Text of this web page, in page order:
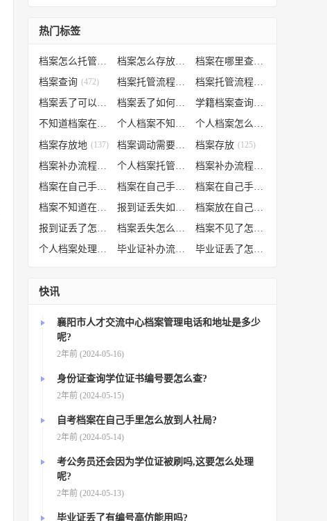
热门标签
档案怎么托管(807) 档案怎么存放到人才市场 (535) 档案在哪里查询
档案查询 (472) 档案托管流程(454) 档案托管流程
档案丢了可以补办吗 (371) 档案丢了如何补办 (301) 学籍档案查询
不知道档案在哪里 (240) 个人档案不知道在哪儿 (191) 个人档案怎么调动
档案存放地 (137) 档案调动需要什么手续 (130)
档案存放 (125)
(106) (102) 档案补办流程
(85) 档案在自己手里 (66) 档案在自己手里怎么处理
档案不知道在哪怎么办 (62) 报到证丢失如何补办 (54) 档案放在自己手上
报到证丢了怎么补办 (52) 档案丢失怎么补办 (51) 档案不见了怎么补办
个人档案处理方法 (38) 毕业证补办流程 (36) 毕业证丢了怎么办
快讯
襄阳市人才交流中心档案管理电话和地址是多少
呢?
2年前 (2024-05-16)
身份证查询学位证书编号要怎么查?
2年前 (2024-05-15)
自考档案在自己手里怎么放到人社局?
2年前 (2024-05-14)
考公务员还会因为学位证被刷吗,这要怎么处理
呢?
2年前 (2024-05-13)
毕业证丢了有编号高仿能用吗?